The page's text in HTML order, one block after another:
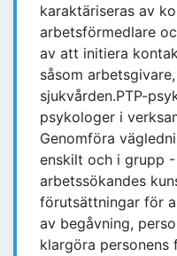
karaktäriseras av
arbetsförmedlare
av att initiera
såsom
sjukvården.PTP-
psykologer i
Genomföra
enskilt och i grupp
arbetssökandes
förutsättningar för
av begåvning,
klargöra